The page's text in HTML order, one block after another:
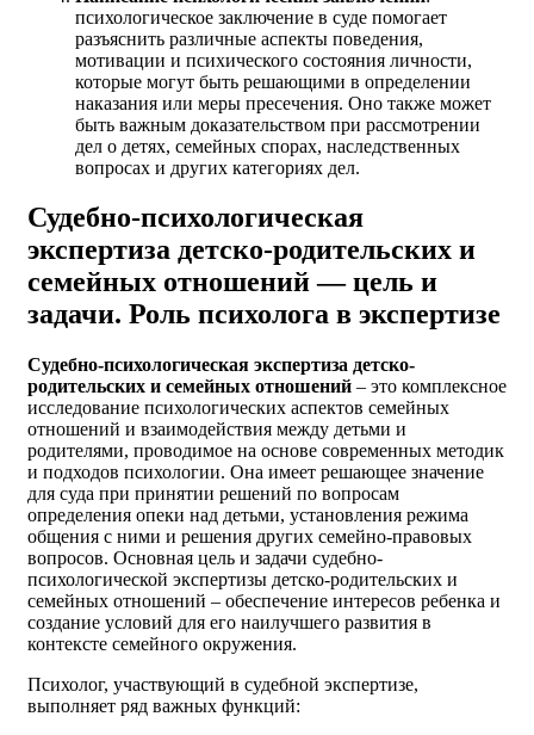
психологическое заключение в суде помогает
разъяснить различные аспекты поведения,
мотивации и психического состояния личности,
которые могут быть решающими в определении
наказания или меры пресечения. Оно также может
быть важным доказательством при рассмотрении
дел о детях, семейных спорах, наследственных
вопросах и других категориях дел.
Судебно-психологическая
экспертиза детско-родительских и
семейных отношений — цель и
задачи. Роль психолога в экспертизе
Судебно-психологическая экспертиза детско-
родительских и семейных отношений – это комплексное
исследование психологических аспектов семейных
отношений и взаимодействия между детьми и
родителями, проводимое на основе современных методик
и подходов психологии. Она имеет решающее значение
для суда при принятии решений по вопросам
определения опеки над детьми, установления режима
общения с ними и решения других семейно-правовых
вопросов. Основная цель и задачи судебно-
психологической экспертизы детско-родительских и
семейных отношений – обеспечение интересов ребенка и
создание условий для его наилучшего развития в
контексте семейного окружения.
Психолог, участвующий в судебной экспертизе,
выполняет ряд важных функций: